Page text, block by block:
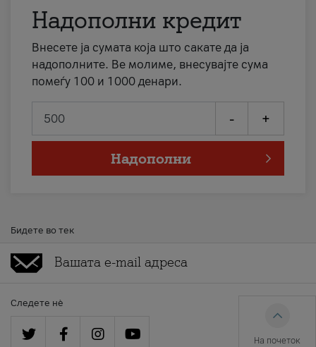
Надополни кредит
Внесете ја сумата која што сакате да ја
надополните. Ве молиме, внесувајте сума
помеѓу 100 и 1000 денари.
- +
Надополни
Бидете во тек
Следете нè
На почеток